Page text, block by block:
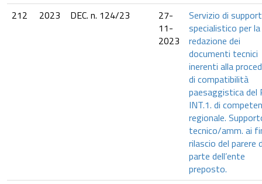
212
2023 DEC. n. 124/23
27-
11-
2023
Servizio di
specialistico per la
redazione dei
documenti tecnici
inerenti alla
di compatibilità
paesaggistica del
INT.1. di
regionale.
tecnico/amm. ai
rilascio del parere
parte dell’ente
preposto.